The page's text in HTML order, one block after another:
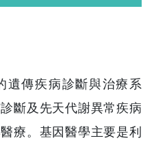
遺傳疾病診斷與治療系
斷及先天代謝異常疾病
療。基因醫學主要是利